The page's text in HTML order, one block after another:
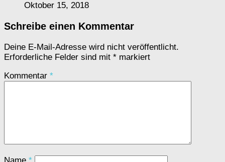
Oktober 15, 2018
Schreibe einen Kommentar
Deine E-Mail-Adresse wird nicht veröffentlicht.
Erforderliche Felder sind mit * markiert
Kommentar *
Name *